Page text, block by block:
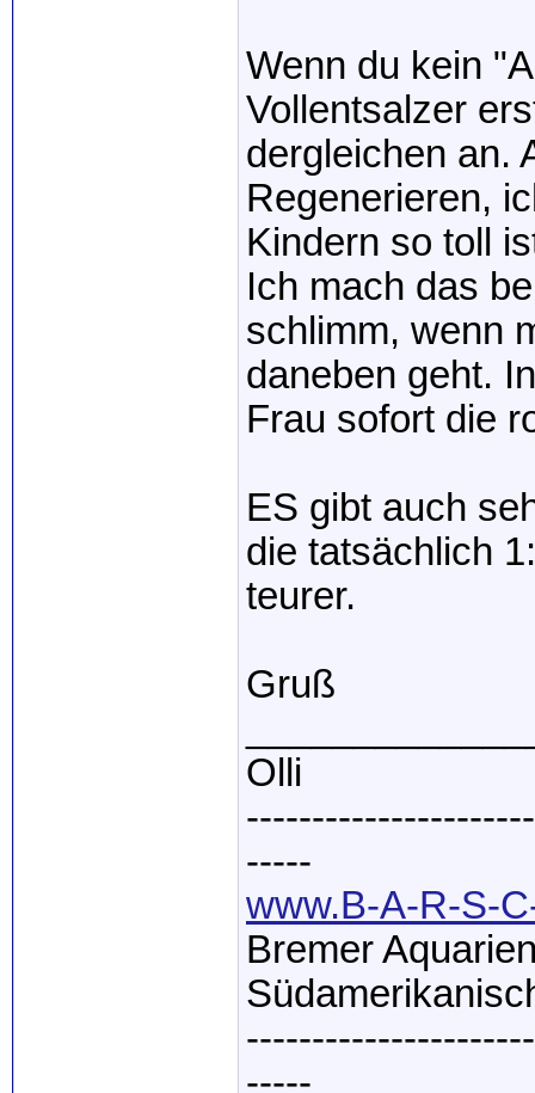
Wenn du kein
Vollentsalzer
dergleichen an.
Regenerieren,
Kindern so toll
Ich mach das
schlimm, wenn
daneben geht.
Frau sofort die
ES gibt auch
die tatsächlich
teurer.
Gruß
Olli
-----
www.B-A-R-S-
Bremer
-----